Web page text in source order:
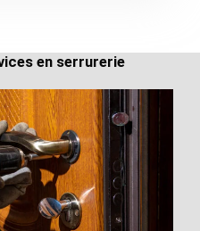
en serrurerie